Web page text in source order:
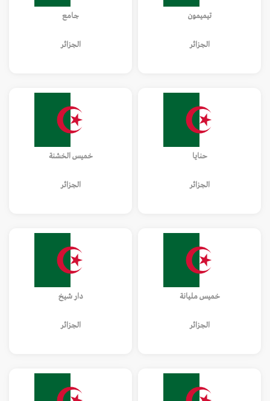
تيميمون
الجزائر
جامع
الجزائر
حنايا
الجزائر
خميس الخشنة
الجزائر
خميس مليانة
الجزائر
دار شيخ
الجزائر